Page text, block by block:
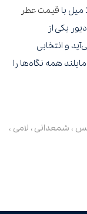
قیمت عطر
دیور یکی از
و انتخابی
همه نگاه‌ها را
شمعدانی ، لامی ،